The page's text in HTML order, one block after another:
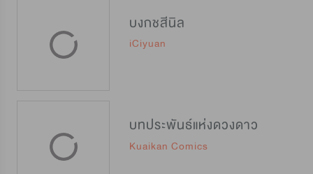
บงกชสีนิล
iCiyuan
บทประพันธ์แห่งดวงดาว
Kuaikan Comics